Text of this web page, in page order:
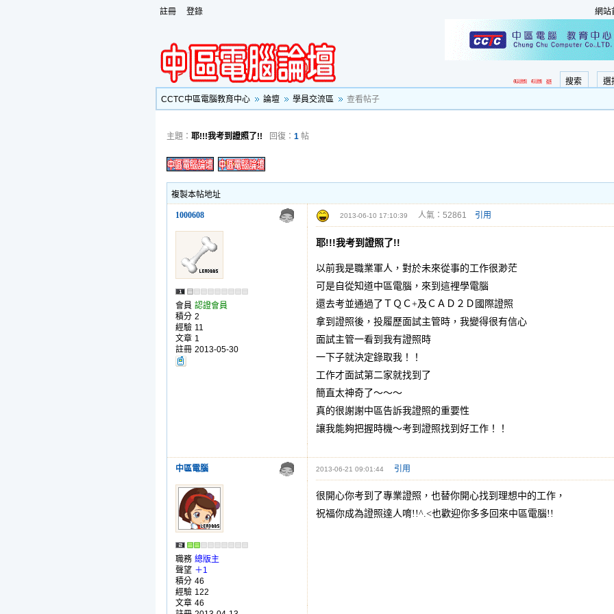
註冊 登錄 網站
選
搜索
CCTC中區電腦教育中心
論壇 學員交流區 查看帖子
主題： 耶!!!我考到證照了!! 回復： 1 帖
複製本帖地址
1000608 2013-06-10 17:10:39 人氣：52861 引用
會員 認證會員
積分 2
經驗 11
文章 1
註冊 2013-05-30
耶!!!我考到證照了!!
以前我是職業軍人，對於未來從事的工作很渺茫
可是自從知道中區電腦，來到這裡學電腦
還去考並通過了ＴＱＣ+及ＣＡＤ２Ｄ國際證照
拿到證照後，投履歷面試主管時，我變得很有信心
面試主管一看到我有證照時
一下子就決定錄取我！！
工作才面試第二家就找到了
簡直太神奇了～～～
真的很謝謝中區告訴我證照的重要性
讓我能夠把握時機～考到證照找到好工作！！
中區電腦 2013-06-21 09:01:44 引用
職務 總版主
聲望 ＋1
積分 46
經驗 122
文章 46
很開心你考到了專業證照，也替你開心找到理想中的工作，
祝福你成為證照達人唷!!^.<也歡迎你多多回來中區電腦!!